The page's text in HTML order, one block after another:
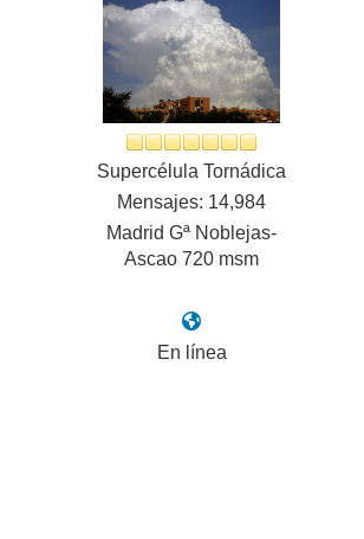
Supercélula Tornádica
Mensajes: 14,984
Madrid Gª Noblejas-
Ascao 720 msm
En línea